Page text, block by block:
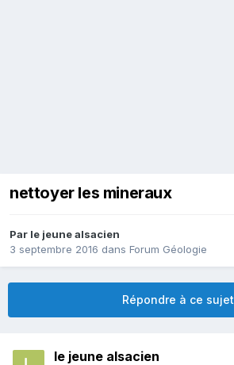
nettoyer les mineraux
Par le jeune alsacien
3 septembre 2016 dans Forum Géologie
Répondre à ce sujet
le jeune alsacien